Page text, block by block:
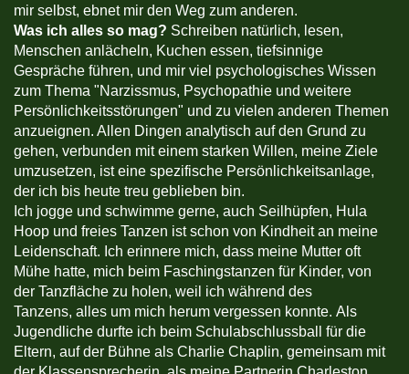
mir selbst, ebnet mir den Weg zum anderen.
Was ich alles so mag? Schreiben natürlich, lesen,
Menschen anlächeln, Kuchen essen, tiefsinnige
Gespräche führen, und mir viel psychologisches Wissen
zum Thema "Narzissmus, Psychopathie und weitere
Persönlichkeitsstörungen" und zu vielen anderen Themen
anzueignen. Allen Dingen analytisch auf den Grund zu
gehen, verbunden mit einem starken Willen, meine Ziele
umzusetzen, ist eine spezifische Persönlichkeitsanlage,
der ich bis heute treu geblieben bin.
Ich jogge und schwimme gerne, auch Seilhüpfen, Hula
Hoop und freies Tanzen ist schon von Kindheit an meine
Leidenschaft. Ich erinnere mich, dass meine Mutter oft
Mühe hatte, mich beim Faschingstanzen für Kinder, von
der Tanzfläche zu holen, weil ich während des
Tanzens, alles um mich herum vergessen konnte. Als
Jugendliche durfte ich beim Schulabschlussball für die
Eltern, auf der Bühne als Charlie Chaplin, gemeinsam mit